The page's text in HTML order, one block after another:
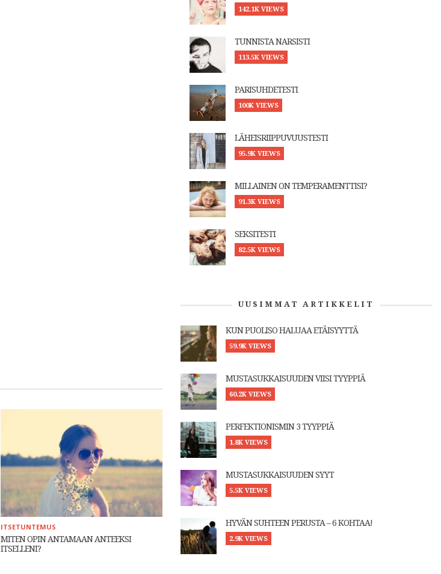
ITSETUNTEMUS
MITEN OPIN ANTAMAAN ANTEEKSI
ITSELLENI?
142.1K VIEWS
TUNNISTA NARSISTI
113.5K VIEWS
PARISUHDETESTI
100K VIEWS
LÄHEISRIIPPUVUUSTESTI
95.9K VIEWS
MILLAINEN ON TEMPERAMENTTISI?
91.3K VIEWS
SEKSITESTI
82.5K VIEWS
UUSIMMAT ARTIKKELIT
KUN PUOLISO HALUAA ETÄISYYTTÄ
59.9K VIEWS
MUSTASUKKAISUUDEN VIISI TYYPPIÄ
60.2K VIEWS
PERFEKTIONISMIN 3 TYYPPIÄ
1.8K VIEWS
MUSTASUKKAISUUDEN SYYT
5.5K VIEWS
HYVÄN SUHTEEN PERUSTA – 6 KOHTAA!
2.9K VIEWS